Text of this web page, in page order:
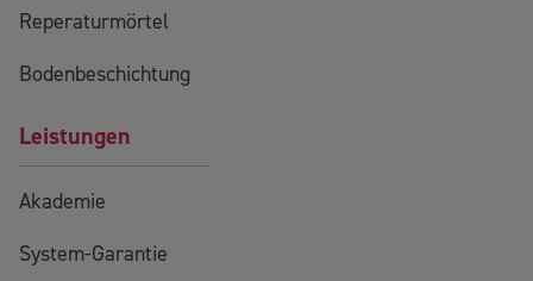
Reperaturmörtel
Bodenbeschichtung
Leistungen
Akademie
System-Garantie